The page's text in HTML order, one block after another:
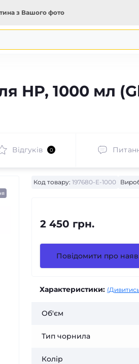
з Вашого фото
HP, 1000 мл
Відгуків 0
Код товару: 197680-E-1000
2 450 грн.
Повідомити про
Характеристики: (Дивитись
Об'єм
Тип чорнила
Колір